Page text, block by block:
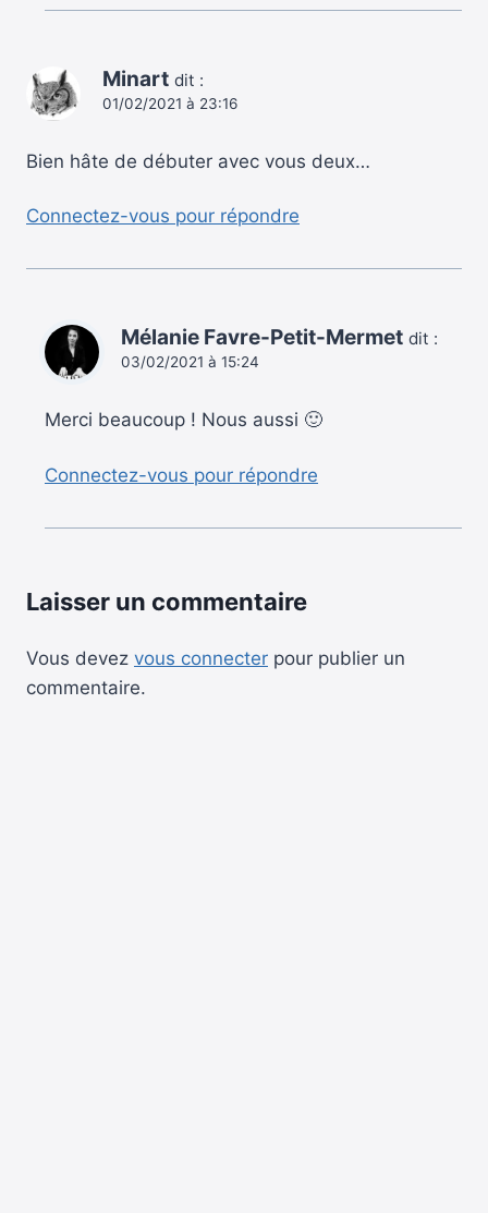
Minart dit :
01/02/2021 à 23:16
Bien hâte de débuter avec vous deux…
Connectez-vous pour répondre
Mélanie Favre-Petit-Mermet dit :
03/02/2021 à 15:24
Merci beaucoup ! Nous aussi 🙂
Connectez-vous pour répondre
Laisser un commentaire
Vous devez vous connecter pour publier un
commentaire.